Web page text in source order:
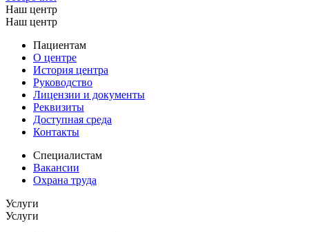
Наш центр
Наш центр
Пациентам
О центре
История центра
Руководство
Лицензии и документы
Реквизиты
Доступная среда
Контакты
Специалистам
Вакансии
Охрана труда
Услуги
Услуги